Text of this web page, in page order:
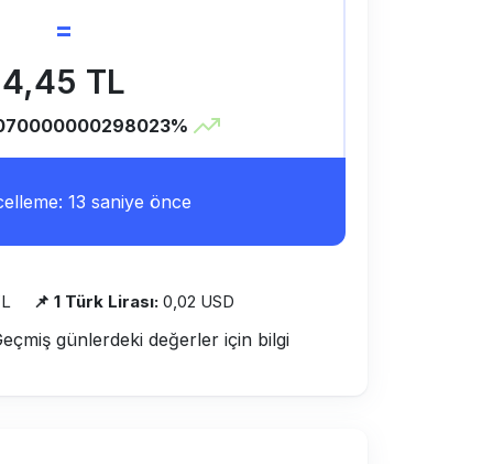
=
4,45 TL
13 saniye önce
📌 1 Türk Lirası: 0,02 USD
günlerdeki değerler için bilgi